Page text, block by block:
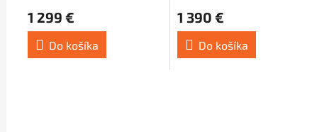
1 299 €
Do košíka
1 390 €
Do košíka